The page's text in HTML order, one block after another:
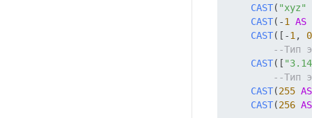
CAST( "xyz"
CAST(-1
AS
CAST([-1 , 0
CAST([
CAST(255 AS
CAST(256 AS